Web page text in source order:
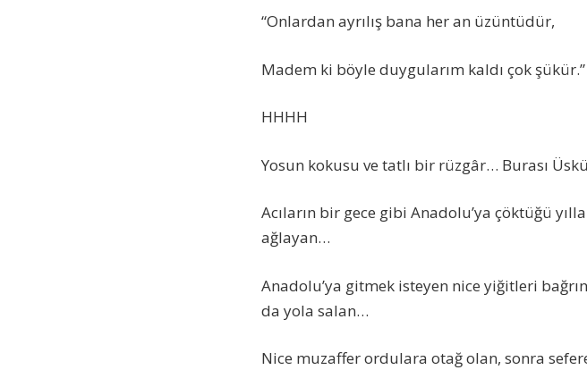
“Onlardan ayrılış bana her an üzüntüdür,
Madem ki böyle duygularım kaldı çok şükür.”
HHHH
Yosun kokusu ve tatlı bir rüzgâr… Burası
Acıların bir gece gibi Anadolu’ya çöktüğü
ağlayan…
Anadolu’ya gitmek isteyen nice yiğitleri
da yola salan…
Nice muzaffer ordulara otağ olan, sonra